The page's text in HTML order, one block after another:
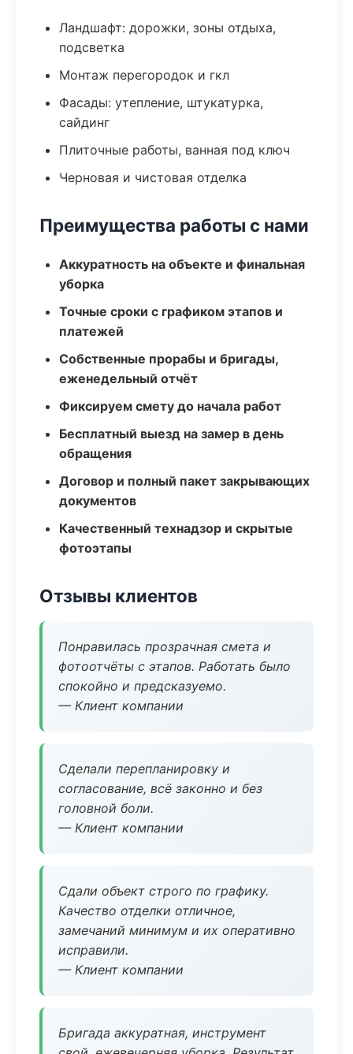
Ландшафт: дорожки, зоны отдыха,
подсветка
Монтаж перегородок и гкл
Фасады: утепление, штукатурка,
сайдинг
Плиточные работы, ванная под ключ
Черновая и чистовая отделка
Преимущества работы с нами
Аккуратность на объекте и финальная
уборка
Точные сроки с графиком этапов и
платежей
Собственные прорабы и бригады,
еженедельный отчёт
Фиксируем смету до начала работ
Бесплатный выезд на замер в день
обращения
Договор и полный пакет закрывающих
документов
Качественный технадзор и скрытые
фотоэтапы
Отзывы клиентов
Понравилась прозрачная смета и
фотоотчёты с этапов. Работать было
спокойно и предсказуемо.
— Клиент компании
Сделали перепланировку и
согласование, всё законно и без
головной боли.
— Клиент компании
Сдали объект строго по графику.
Качество отделки отличное,
замечаний минимум и их оперативно
исправили.
— Клиент компании
Бригада аккуратная, инструмент